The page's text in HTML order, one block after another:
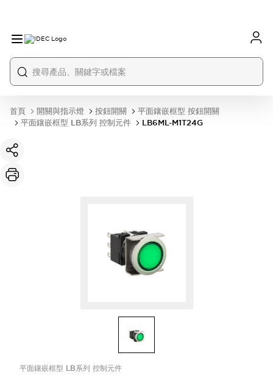
首頁 開關與指示燈 按鈕開關
平面鑲嵌框型 按鈕開關
平面鑲嵌框型 LB系列 控制元件
LB6ML-M1T24G
平面鑲嵌框型 LB系列 控制元件